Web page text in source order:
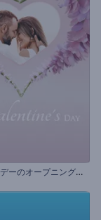
バ
レンタインデーのオープニング動画